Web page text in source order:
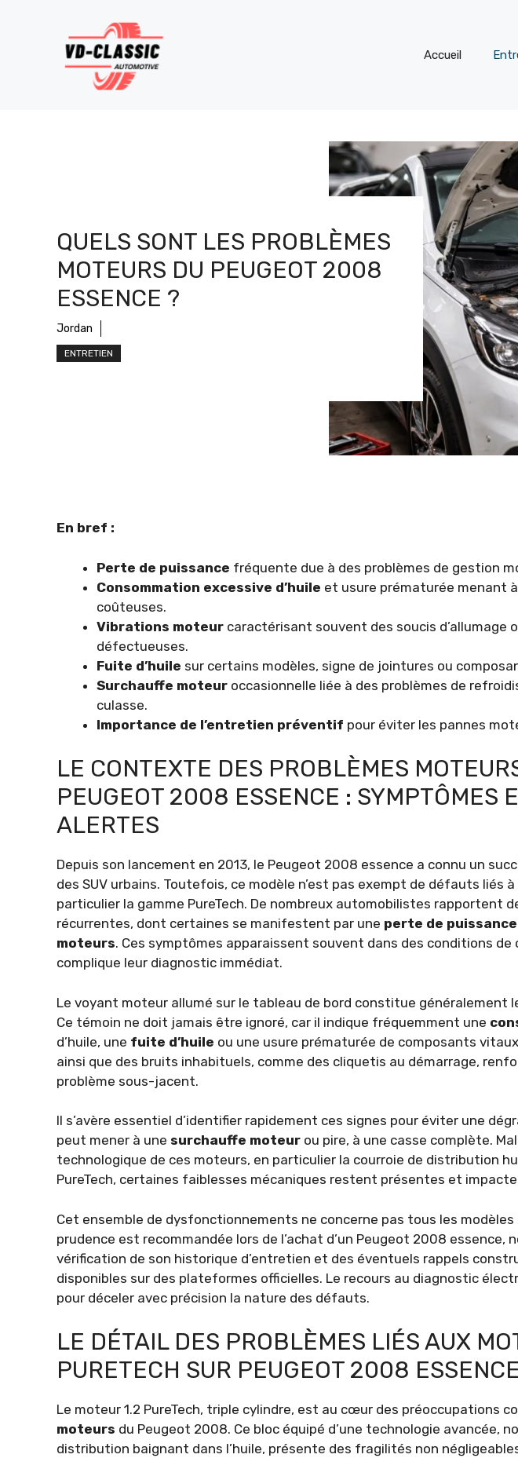
Accueil
QUELS SONT LES PROBLÈMES
MOTEURS DU PEUGEOT 2008
ESSENCE ?
Jordan
ENTRETIEN
En bref :
Perte de puissance fréquente due à des problèmes de gestion
Consommation excessive d’huile et usure prématurée menant
coûteuses.
Vibrations moteur caractérisant souvent des soucis d’allumage
défectueuses.
Fuite d’huile sur certains modèles, signe de jointures ou
Surchauffe moteur occasionnelle liée à des problèmes de
culasse.
Importance de l’entretien préventif pour éviter les pannes
LE CONTEXTE DES PROBLÈMES
PEUGEOT 2008 ESSENCE : SYMPTÔMES
ALERTES
Depuis son lancement en 2013, le Peugeot 2008 essence a connu un
des SUV urbains. Toutefois, ce modèle n’est pas exempt de défauts liés
particulier la gamme PureTech. De nombreux automobilistes rapportent
récurrentes, dont certaines se manifestent par une perte de puissance
moteurs. Ces symptômes apparaissent souvent dans des conditions de
complique leur diagnostic immédiat.
Le voyant moteur allumé sur le tableau de bord constitue généralement
Ce témoin ne doit jamais être ignoré, car il indique fréquemment une
d’huile, une fuite d’huile ou une usure prématurée de composants
ainsi que des bruits inhabituels, comme des cliquetis au démarrage,
problème sous-jacent.
Il s’avère essentiel d’identifier rapidement ces signes pour éviter une
peut mener à une surchauffe moteur ou pire, à une casse complète.
technologique de ces moteurs, en particulier la courroie de distribution
PureTech, certaines faiblesses mécaniques restent présentes et
Cet ensemble de dysfonctionnements ne concerne pas tous les modèles
prudence est recommandée lors de l’achat d’un Peugeot 2008 essence,
vérification de son historique d’entretien et des éventuels rappels
disponibles sur des plateformes officielles. Le recours au diagnostic
pour déceler avec précision la nature des défauts.
LE DÉTAIL DES PROBLÈMES LIÉS AUX
PURETECH SUR PEUGEOT 2008 ESSENCE
Le moteur 1.2 PureTech, triple cylindre, est au cœur des préoccupations
moteurs du Peugeot 2008. Ce bloc équipé d’une technologie avancée,
distribution baignant dans l’huile, présente des fragilités non